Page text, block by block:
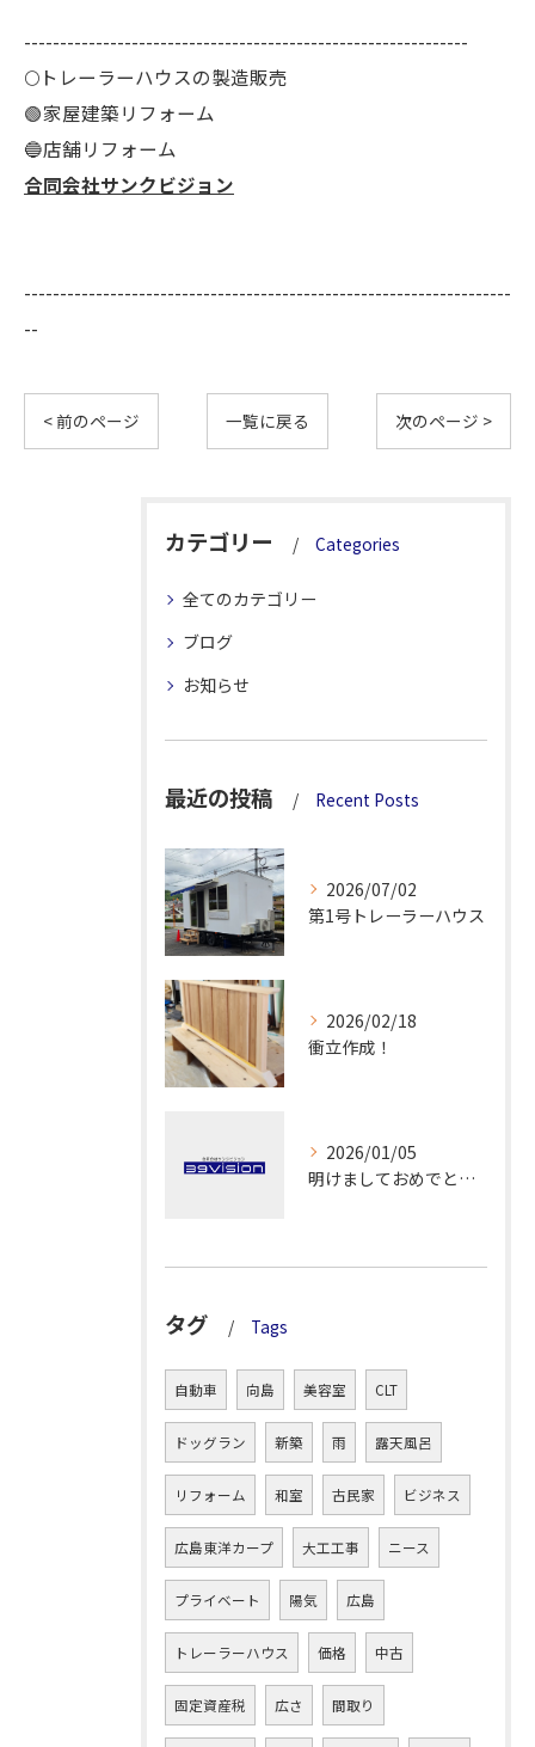
--------------------------------------------------------------
🌕️トレーラーハウスの製造販売
🟢家屋建築リフォーム
🔵店舗リフォーム
合同会社サンクビジョン
--------------------------------------------------------------------
--
< 前のページ 一覧に戻る 次のページ >
カテゴリー Categories
全てのカテゴリー
ブログ
お知らせ
最近の投稿 Recent Posts
2026/07/02
第1号トレーラーハウス
2026/02/18
衝立作成！
2026/01/05
明けましておめでとうございます！
タグ Tags
自動車 向島 美容室 CLT
ドッグラン 新築 雨 露天風呂
リフォーム 和室 古民家 ビジネス
広島東洋カープ 大工工事 ニース
プライベート 陽気 広島
トレーラーハウス 価格 中古
固定資産税 広さ 間取り